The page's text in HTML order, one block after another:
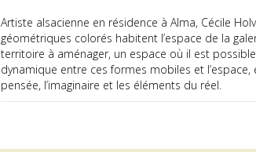
Artiste alsacienne en résidence à Alma, Cécile
géométriques colorés habitent l’espace de la
territoire à aménager, un espace où il est
dynamique entre ces formes mobiles et
pensée, l’imaginaire et les éléments du réel.